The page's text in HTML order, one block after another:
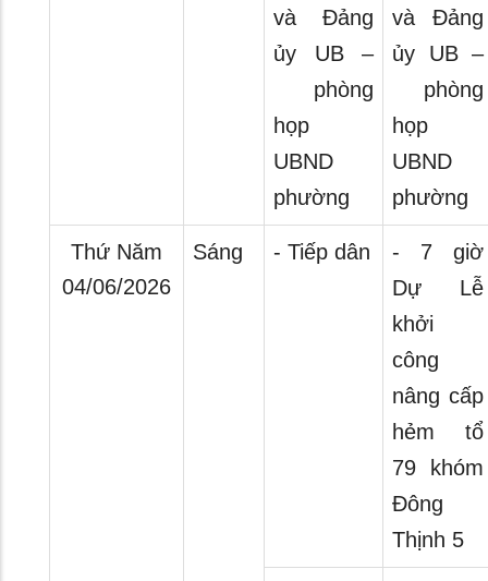
và Đảng
ủy UB –
phòng
họp
UBND
phường
và Đảng
ủy UB –
phòng
họp
UBND
phường
Thứ Năm
04/06/2026
Sáng - Tiếp dân
- 7 giờ
Dự Lễ
khởi
công
nâng cấp
hẻm tổ
79 khóm
Đông
Thịnh 5